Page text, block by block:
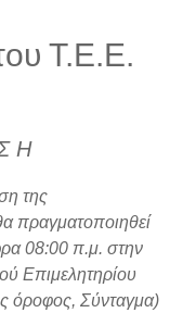
Τ.Ε.Ε.
Η
της
πραγματοποιηθεί
08:00 π.μ. στην
Επιμελητηρίου
όροφος, Σύνταγμα)